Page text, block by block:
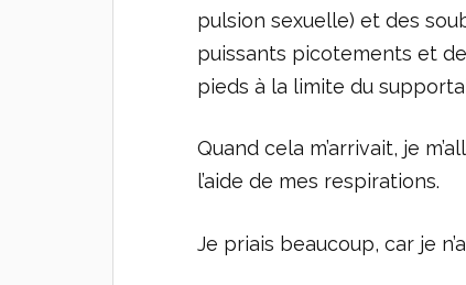
pulsion sexuelle) et des
puissants picotements et
pieds à la limite du
Quand cela m’arrivait, je
l’aide de mes respirations.
Je priais beaucoup, car je